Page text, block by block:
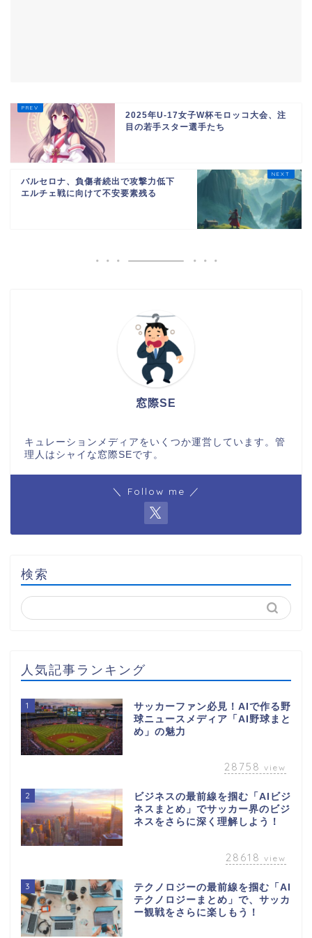
2025年U-17女子W杯モロッコ大会、注
目の若手スター選手たち
バルセロナ、負傷者続出で攻撃力低下
エルチェ戦に向けて不安要素残る
窓際SE
キュレーションメディアをいくつか運営しています。管
理人はシャイな窓際SEです。
＼ Follow me ／
検索
人気記事ランキング
1
サッカーファン必見！AIで作る野
球ニュースメディア「AI野球まと
め」の魅力
28758 view
2
ビジネスの最前線を掴む「AIビジ
ネスまとめ」でサッカー界のビジ
ネスをさらに深く理解しよう！
28618 view
3
テクノロジーの最前線を掴む「AI
テクノロジーまとめ」で、サッカ
ー観戦をさらに楽しもう！